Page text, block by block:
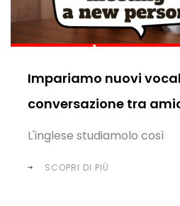
Impariamo nuovi
conversazione tra
L'inglese studiamolo così
SCOPRI DI PIÙ